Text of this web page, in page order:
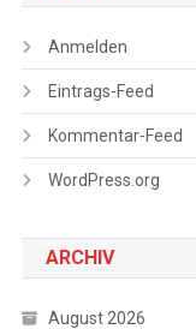
Anmelden
Eintrags-Feed
Kommentar-Feed
WordPress.org
ARCHIV
August 2026